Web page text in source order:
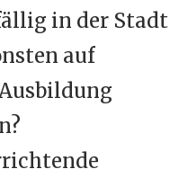
in der Stadt
auf